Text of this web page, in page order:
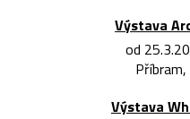
Výstava
od
Příbram,
Výstava